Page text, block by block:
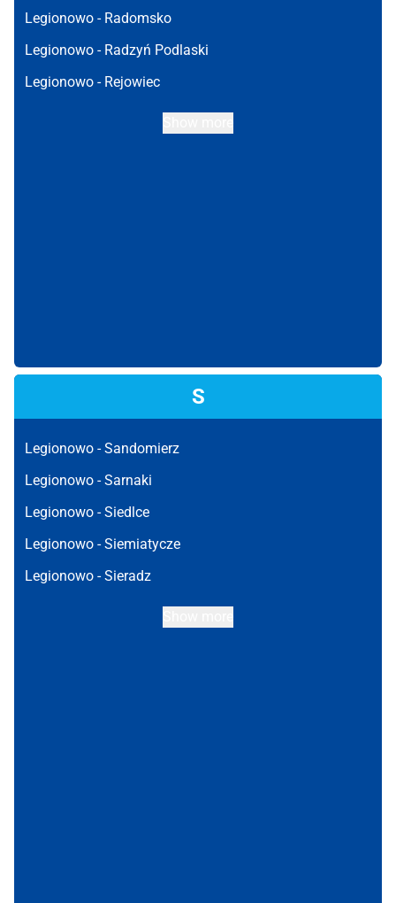
Legionowo - Radomsko
Legionowo - Radzyń Podlaski
Legionowo - Rejowiec
S
Legionowo -Sandomierz
Legionowo -Sarnaki
Legionowo -Siedlce
Legionowo -Siemiatycze
Legionowo -Sieradz